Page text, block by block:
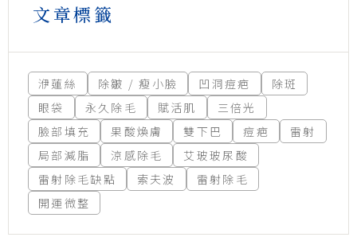
文章標籤
洢蓮絲 除皺 / 瘦小臉 凹洞痘疤
除斑
眼袋
永久除毛 賦活肌
三倍光
臉部填充
果酸煥膚 雙下巴 痘疤
雷射
局部減脂
涼感除毛
艾玻玻尿酸
雷射除毛缺點
索夫波
雷射除毛
開運微整